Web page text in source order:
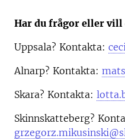
Har du frågor eller
Uppsala? Kontakta:
Alnarp? Kontakta:
Skara? Kontakta:
Skinnskatteberg?